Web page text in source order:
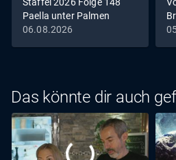
Paella unter Palmen
06.08.2026
Das könnte dir auch